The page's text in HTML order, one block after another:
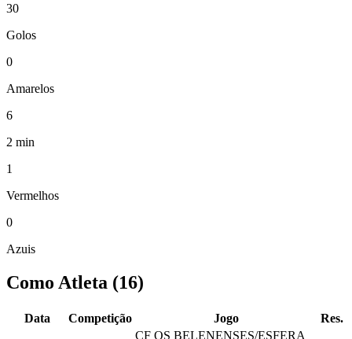
30
Golos
0
Amarelos
6
2 min
1
Vermelhos
0
Azuis
Como Atleta (16)
Data Competição Jogo Res.
CF OS BELENENSES/ESFERA